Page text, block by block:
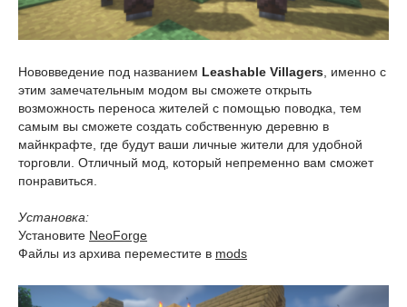
Нововведение под названием Leashable Villagers, именно с
этим замечательным модом вы сможете открыть
возможность переноса жителей с помощью поводка, тем
самым вы сможете создать собственную деревню в
майнкрафте, где будут ваши личные жители для удобной
торговли. Отличный мод, который непременно вам сможет
понравиться.
Установка:
Установите NeoForge
Файлы из архива переместите в mods